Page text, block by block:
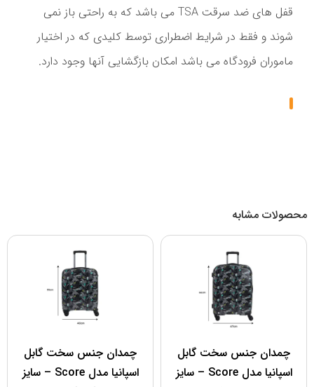
قفل های ضد سرقت TSA می باشد که به راحتی باز نمی
شوند و فقط در شرایط اضطراری توسط کلیدی که در اختیار
ماموران فرودگاه می باشد امکان بازگشایی آنها وجود دارد.
محصولات مشابه
چمدان جنس سخت گابل
اسپانیا مدل Score – سایز
چمدان جنس سخت گابل
اسپانیا مدل Score – سایز